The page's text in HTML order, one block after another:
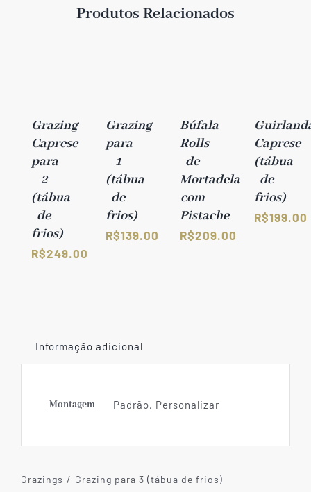
Produtos Relacionados
Grazing
Caprese
para
2
(tábua
de
frios)
R$249.00
Grazing
para
1
(tábua
de
frios)
R$139.00
Búfala
Rolls
de
Mortadela
com
Pistache
R$209.00
Caprese
(tábua
de
frios)
R$199.00
Informação adicional
Montagem Padrão, Personalizar
Grazings Grazing para 3 (tábua de frios)